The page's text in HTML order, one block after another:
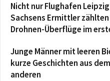
Nicht nur Flughafen
Sachsens Ermittler
Drohnen-Überflüge im
Junge Männer mit leeren
kurze Geschichten aus
anderen